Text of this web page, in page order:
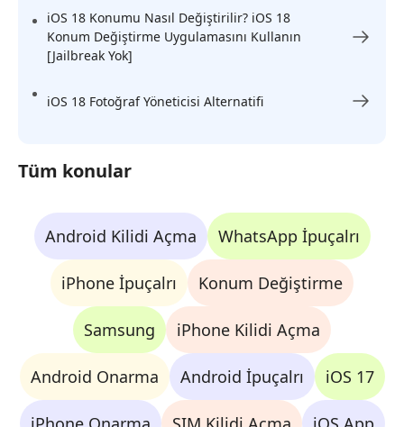
iOS 18 Konumu Nasıl Değiştirilir? iOS 18
Konum Değiştirme Uygulamasını Kullanın
[Jailbreak Yok]
iOS 18 Fotoğraf Yöneticisi Alternatifi
Tüm konular
Android Kilidi Açma WhatsApp İpuçalrı
iPhone İpuçalrı Konum Değiştirme
Samsung iPhone Kilidi Açma
Android Onarma Android İpuçalrı iOS 17